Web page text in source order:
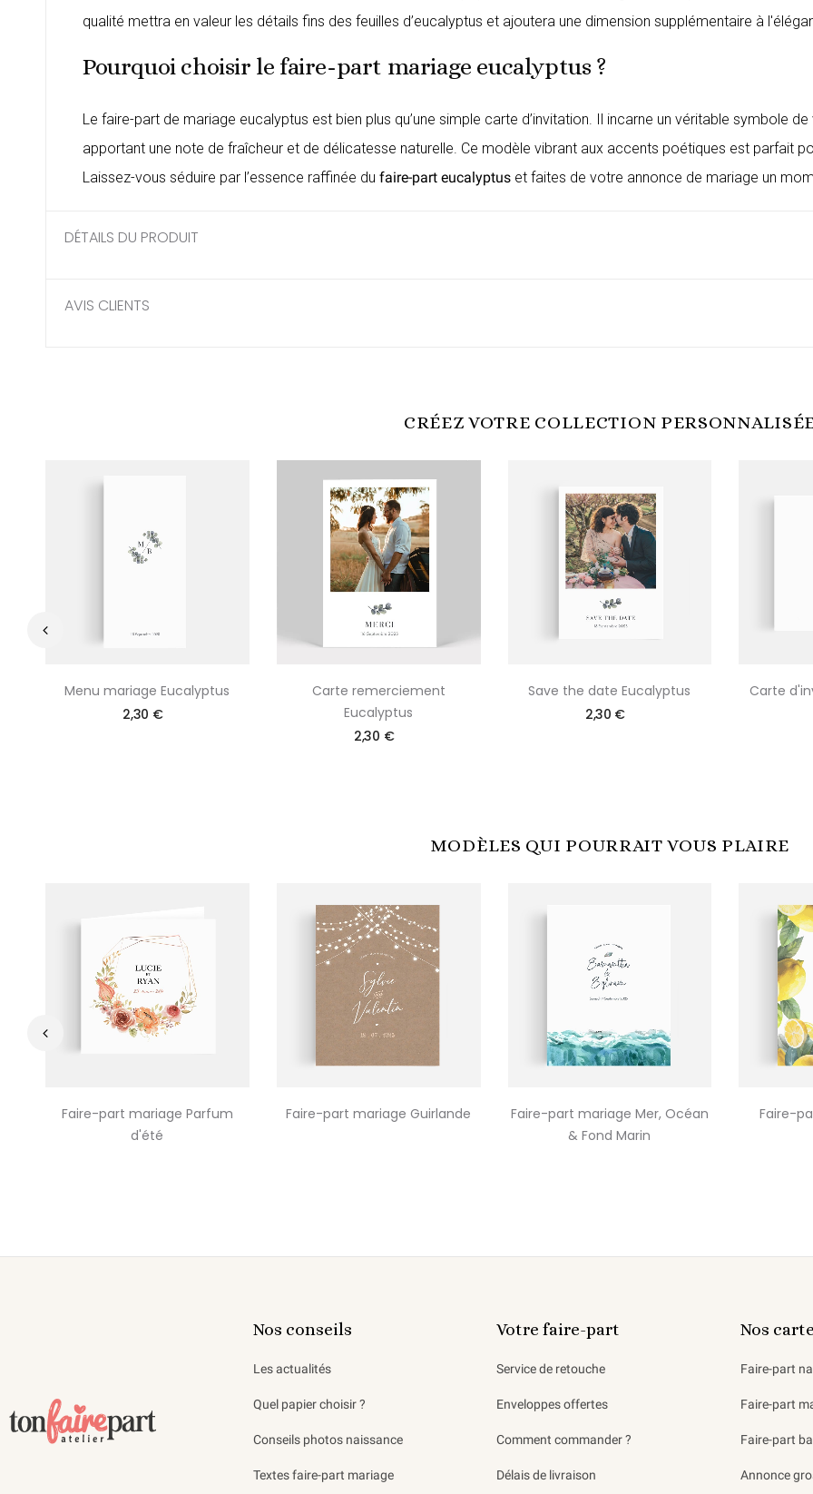
qualité mettra en valeur les détails fins des feuilles d’eucalyptus et ajoutera une dimension supplémentaire à
Pourquoi choisir le faire-part mariage eucalyptus ?
Le faire-part de mariage eucalyptus est bien plus qu’une simple carte d’invitation. Il incarne un véritable symbole
apportant une note de fraîcheur et de délicatesse naturelle. Ce modèle vibrant aux accents poétiques est parfait
Laissez-vous séduire par l’essence raffinée du faire-part eucalyptus et faites de votre annonce de mariage un
DÉTAILS DU PRODUIT
AVIS CLIENTS
CRÉEZ VOTRE COLLECTION
Menu mariage Eucalyptus
2,30 €
Carte remerciement
Eucalyptus
2,30 €
Save the date Eucalyptus
2,30 €
Carte
MODÈLES QUI POURRAIT VOUS PLAIRE
Faire-part mariage Parfum
d'été
Faire-part mariage Guirlande
Faire-part mariage Mer, Océan
& Fond Marin
Faire-
Nos conseils
Les actualités
Quel papier choisir ?
Conseils photos naissance
Textes faire-part mariage
Votre faire-part
Service de retouche
Enveloppes offertes
Comment commander ?
Délais de livraison
Nos
Faire-part
Faire-part
Faire-part
Annonce